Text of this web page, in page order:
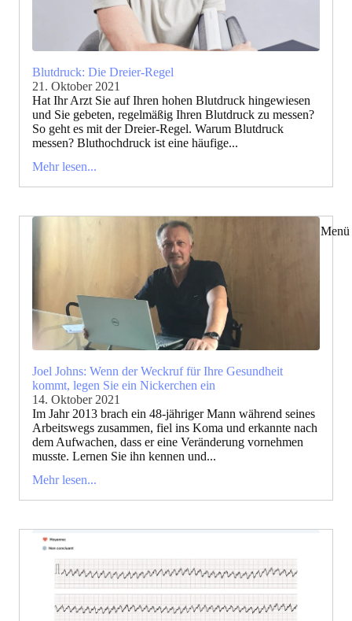
Menü
Blutdruck: Die Dreier-Regel
21. Oktober 2021
Hat Ihr Arzt Sie auf Ihren hohen Blutdruck hingewiesen
und Sie gebeten, regelmäßig Ihren Blutdruck zu messen?
So geht es mit der Dreier-Regel. Warum Blutdruck
messen? Bluthochdruck ist eine häufige...
Mehr lesen...
Joel Johns: Wenn der Weckruf für Ihre Gesundheit
kommt, legen Sie ein Nickerchen ein
14. Oktober 2021
Im Jahr 2013 brach ein 48-jähriger Mann während seines
Arbeitswegs zusammen, fiel ins Koma und erkannte nach
dem Aufwachen, dass er eine Veränderung vornehmen
musste. Lernen Sie ihn kennen und...
Mehr lesen...